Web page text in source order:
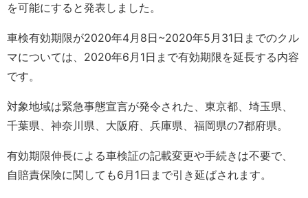
を可能にすると発表しました。
車検有効期限が2020年4月8日~2020年5月31日までのクル
マについては、2020年6月1日まで有効期限を延長する内容
です。
対象地域は緊急事態宣言が発令された、東京都、埼玉県、
千葉県、神奈川県、大阪府、兵庫県、福岡県の7都府県。
有効期限伸長による車検証の記載変更や手続きは不要で、
自賠責保険に関しても6月1日まで引き延ばされます。